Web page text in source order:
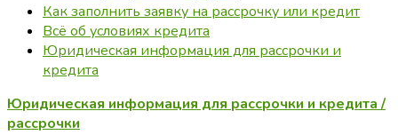
Как заполнить заявку на рассрочку или кредит
Всё об условиях кредита
Юридическая информация для рассрочки и
кредита
Юридическая информация для рассрочки и кредита /
рассрочки